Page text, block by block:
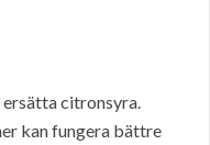
citronsyra.
kan fungera bättre